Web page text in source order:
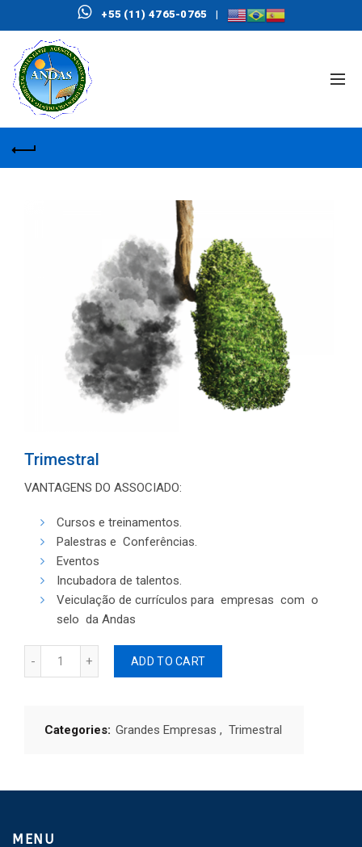
+55 (11) 4765-0765 |
Trimestral
VANTAGENS DO ASSOCIADO:
Cursos e treinamentos.
Palestras e Conferências.
Eventos
Incubadora de talentos.
Veiculação de currículos para empresas com o
selo da Andas
ADD TO CART
Categories: Grandes Empresas , Trimestral
MENU